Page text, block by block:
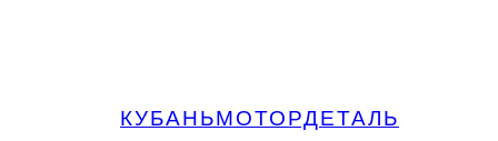
КУБАНЬМОТОРДЕТАЛЬ